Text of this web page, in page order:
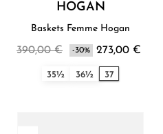
HOGAN
Baskets Femme Hogan
390,00 € -30% 273,00 €
35½ 36½ 37